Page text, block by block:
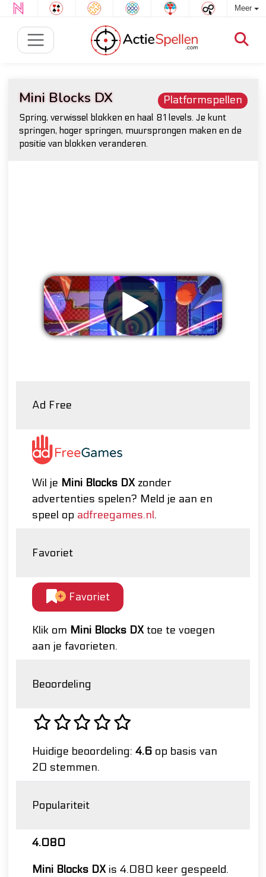
Meer
Platformspellen
Mini Blocks DX
Spring, verwissel blokken en haal 81 levels. Je kunt
springen, hoger springen, muursprongen maken en de
positie van blokken veranderen.
Ad Free
Wil je Mini Blocks DXzonder
advertenties spelen? Meld je aan en
speel op adfreegames.nl.
Favoriet
Favoriet
Klik om Mini Blocks DXtoe te voegen
aan je favorieten.
Beoordeling
Huidige beoordeling: 4.6 op basis van
20 stemmen.
Populariteit
4.080
Mini Blocks DXis 4.080 keer gespeeld.